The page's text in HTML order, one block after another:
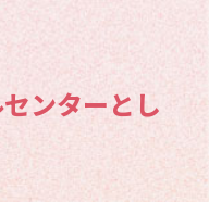
ンターとし